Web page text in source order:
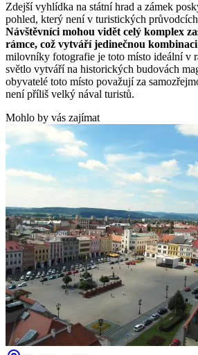
Zdejší vyhlídka na státní hrad a zámek
pohled, který není v turistických
Návštěvníci mohou vidět celý komplex
rámce, což vytváří jedinečnou
milovníky fotografie je toto místo ideální v
světlo vytváří na historických budovách
obyvatelé toto místo považují za
není příliš velký nával turistů.
Mohlo by vás zajímat